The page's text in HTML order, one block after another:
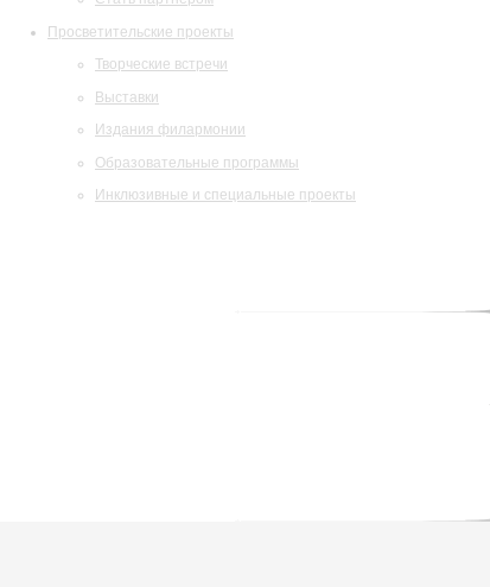
Просветительские проекты
Творческие встречи
Выставки
Издания филармонии
Образовательные программы
Инклюзивные и специальные проекты